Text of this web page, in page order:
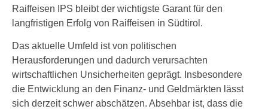
Raiffeisen IPS bleibt der wichtigste Garant für den
langfristigen Erfolg von Raiffeisen in Südtirol.
Das aktuelle Umfeld ist von politischen
Herausforderungen und dadurch verursachten
wirtschaftlichen Unsicherheiten geprägt. Insbesondere
die Entwicklung an den Finanz- und Geldmärkten lässt
sich derzeit schwer abschätzen. Absehbar ist, dass die